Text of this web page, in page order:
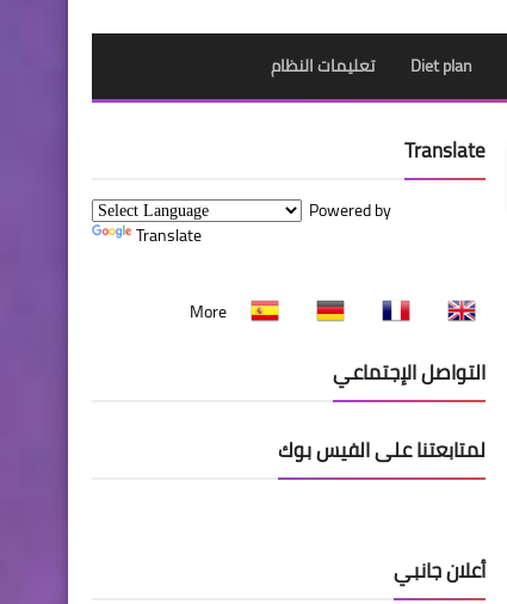
Diet plan تعليمات النظام
Translate
Powered by
Translate
More
التواصل الإجتماعي
لمتابعتنا على الفيس بوك
أعلان جانبي